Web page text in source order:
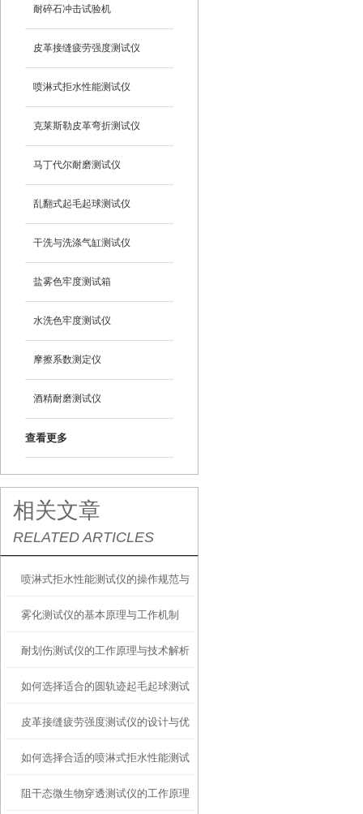
耐碎石冲击试验机
皮革接缝疲劳强度测试仪
喷淋式拒水性能测试仪
克莱斯勒皮革弯折测试仪
马丁代尔耐磨测试仪
乱翻式起毛起球测试仪
干洗与洗涤气缸测试仪
盐雾色牢度测试箱
水洗色牢度测试仪
摩擦系数测定仪
酒精耐磨测试仪
查看更多
相关文章
RELATED ARTICLES
喷淋式拒水性能测试仪的操作规范与
应用指南
雾化测试仪的基本原理与工作机制
耐划伤测试仪的工作原理与技术解析
如何选择适合的圆轨迹起毛起球测试
仪？
皮革接缝疲劳强度测试仪的设计与优
化
如何选择合适的喷淋式拒水性能测试
仪
阻干态微生物穿透测试仪的工作原理